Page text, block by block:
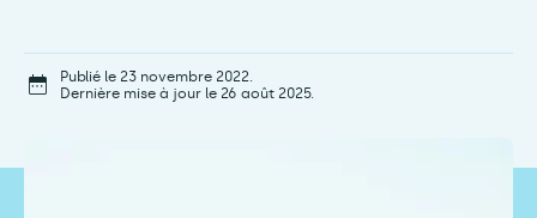
Publié le 23 novembre 2022.
Dernière mise à jour le 26 août 2025.